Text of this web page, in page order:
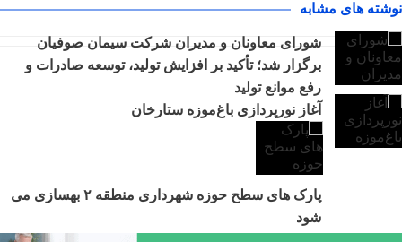
نوشته های مشابه
شورای معاونان و مدیران شرکت سیمان صوفیان
برگزار شد؛ تأکید بر افزایش تولید، توسعه صادرات و
رفع موانع تولید
آغاز نورپردازی باغ‌موزه ستارخان
پارک های سطح حوزه شهرداری منطقه ۲ بهسازی می
شود